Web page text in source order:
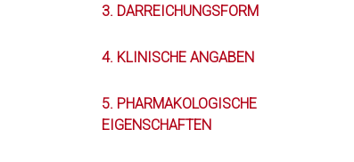
3. DARREICHUNGSFORM
4. KLINISCHE ANGABEN
5. PHARMAKOLOGISCHE
EIGENSCHAFTEN